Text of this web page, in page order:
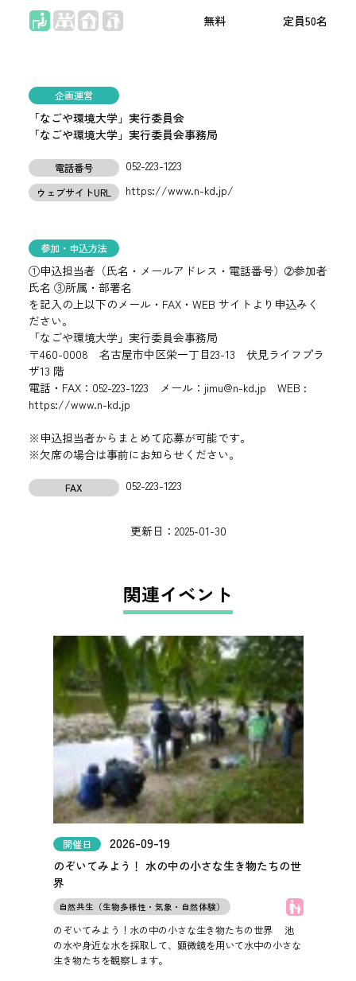
座学 無料 50名
企画運営
「なごや環境大学」実行委員会
「なごや環境大学」実行委員会事務局
電話番号 052-223-1223
ウェブサイトURL https://www.n-kd.jp/
参加・申込方法
①申込担当者（氏名・メールアドレス・電話番号）➁参加者
氏名 ③所属・部署名
を記入の上以下のメール・FAX・WEB サイトより申込みく
ださい。
「なごや環境大学」実行委員会事務局
〒460-0008 名古屋市中区栄一丁目23-13 伏見ライフプラ
ザ13 階
電話・FAX：052-223-1223 メール：jimu@n-kd.jp WEB :
https://www.n-kd.jp
※申込担当者からまとめて応募が可能です。
※欠席の場合は事前にお知らせください。
FAX 052-223-1223
更新日： 2025-01-30
関連イベント
開催日 2026-09-19
のぞいてみよう！ 水の中の小さな生き物たちの世
界
自然共生（生物多様性・気象・自然体験） 子どもOK
のぞいてみよう！水の中の小さな生き物たちの世界
池
の水や身近な水を採取して、顕微鏡を用いて水中の小さな
生き物たちを観察します。